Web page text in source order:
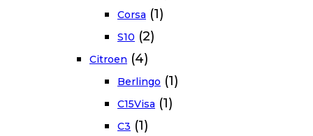
Corsa (1)
S10 (2)
Citroen (4)
Berlingo (1)
C15Visa (1)
C3 (1)